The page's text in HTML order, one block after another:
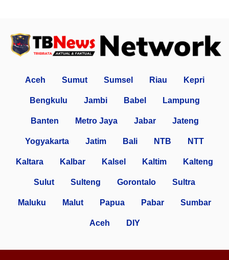
Aceh Sumut Sumsel Riau Kepri
Bengkulu Jambi Babel Lampung
Banten Metro Jaya Jabar Jateng
Yogyakarta Jatim Bali NTB NTT
Kaltara Kalbar Kalsel Kaltim Kalteng
Sulut Sulteng Gorontalo Sultra
Maluku Malut Papua Pabar Sumbar
Aceh DIY